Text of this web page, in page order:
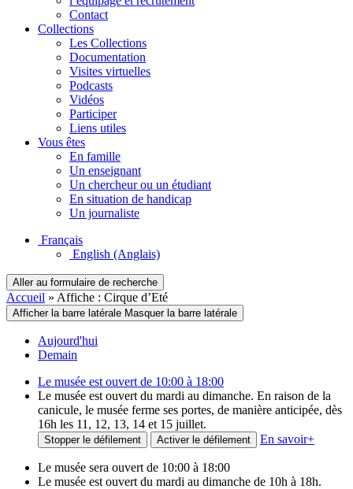
Contact
Collections
Les Collections
Documentation
Visites virtuelles
Podcasts
Vidéos
Participer
Liens utiles
Vous êtes
En famille
Un enseignant
Un chercheur ou un étudiant
En situation de handicap
Un journaliste
Français
English (Anglais)
Aller au formulaire de recherche
Accueil » Affiche : Cirque d’Eté
Afficher la barre latérale Masquer la barre latérale
Aujourd'hui
Demain
Le musée est ouvert de 10:00 à 18:00
Le musée est ouvert du mardi au dimanche. En raison de la
canicule, le musée ferme ses portes, de manière anticipée, dès
16h les 11, 12, 13, 14 et 15 juillet.
Stopper le défilement Activer le défilement En savoir+
Le musée sera ouvert de 10:00 à 18:00
Le musée est ouvert du mardi au dimanche de 10h à 18h.